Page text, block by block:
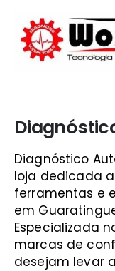
Diagnóstico
loja dedicada
ferramentas e
em
Especializada
marcas de
desejam levar